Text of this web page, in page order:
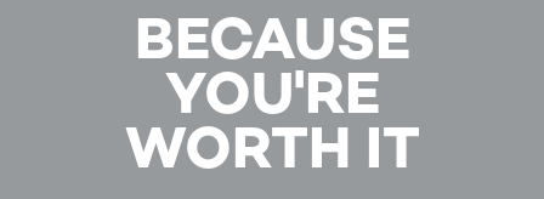
BECAUSE
YOU'RE
WORTH IT